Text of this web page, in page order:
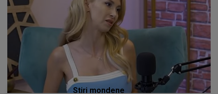
Stiri mondene